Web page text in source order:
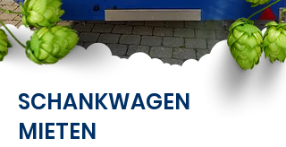
SCHANKWAGEN
MIETEN